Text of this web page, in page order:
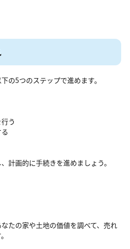
の5つのステップで進めます。
う
計画的に手続きを進めましょう。
たの家や土地の価値を調べて、売れ